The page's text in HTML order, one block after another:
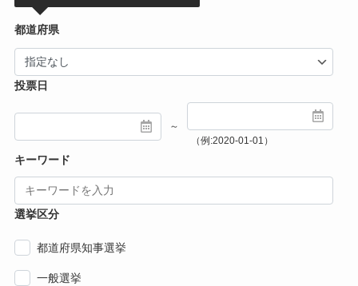
都道府県
投票日
～
（例:2020-01-01）
キーワード
選挙区分
都道府県知事選挙
一般選挙